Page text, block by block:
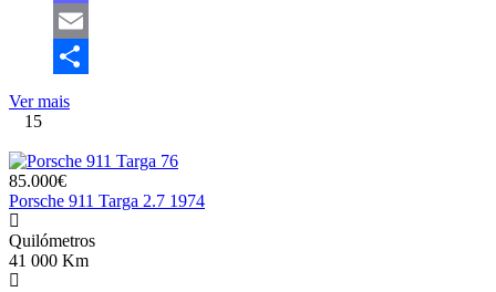
Mastodon
Email
Share
Ver mais
15
85.000€
Porsche 911 Targa 2.7 1974
Quilómetros
41 000 Km